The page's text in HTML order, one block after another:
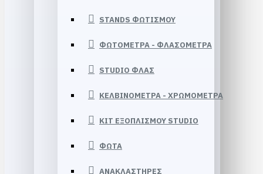
STANDS ΦΩΤΙΣΜΟΥ
ΦΩΤΟΜΕΤΡΑ - ΦΛΑΣΟΜΕΤΡΑ
STUDIO ΦΛΑΣ
ΚΕΛΒΙΝΟΜΕΤΡΑ - ΧΡΩΜΟΜΕΤΡΑ
KIT ΕΞΟΠΛΙΣΜΟΥ STUDIO
ΦΩΤΑ
ΑΝΑΚΛΑΣΤΗΡΕΣ